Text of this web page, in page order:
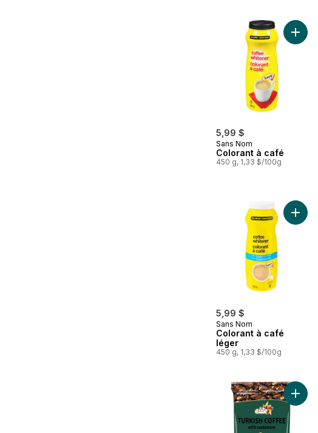
5,99 $
Sans Nom
Colorant à café
450 g, 1,33 $/100g
5,99 $
Sans Nom
Colorant à café
léger
450 g, 1,33 $/100g